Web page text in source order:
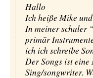
Hallo
Ich heiße Mike
In meiner schuler
primär
ich ich schreibe
Der Songs ist eine
Sing/songwriter.